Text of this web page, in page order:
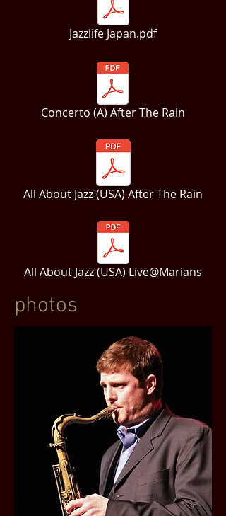
Jazzlife Japan.pdf
Concerto (A) After The Rain
All About Jazz (USA) After The Rain
All About Jazz (USA) Live@Marians
photos